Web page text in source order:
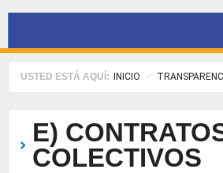
USTED ESTÁ AQUÍ: INICIO
E)
COLECTIVOS